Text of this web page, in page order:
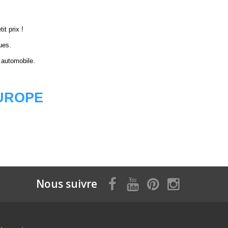
prix !
Nous suivre